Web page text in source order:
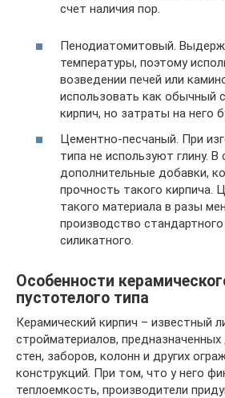
счет наличия пор.
Пенодиатомитовый.
температуры, поэтому
возведении печей или
использовать как обычный
кирпич, но затраты на него
Цементно-песчаный. При
типа не используют глину. В
дополнительные добавки,
прочность такого кирпича.
такого материала в разы
производство
силикатного.
Особенности
пустотелого типа
Керамический кирпич – известный
стройматериалов,
стен, заборов, колонн и других
конструкций. При том, что у него
теплоемкость, производители